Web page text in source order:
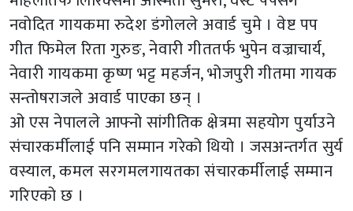
नवोदित गायकमा रुदेश डंगोलले अवार्ड चुमे । वेष्ट पप
गीत फिमेल रिता गुरुङ, नेवारी गीततर्फ भुपेन वज्राचार्य,
नेवारी गायकमा कृष्ण भट्ट महर्जन, भोजपुरी गीतमा गायक
सन्तोषराजले अवार्ड पाएका छन् ।
ओ एस नेपालले आफ्नो सांगीतिक क्षेत्रमा सहयोग पुर्याउने
संचारकर्मीलाई पनि सम्मान गरेको थियो । जसअन्तर्गत सुर्य
वस्याल, कमल सरगमलगायतका संचारकर्मीलाई सम्मान
गरिएको छ ।